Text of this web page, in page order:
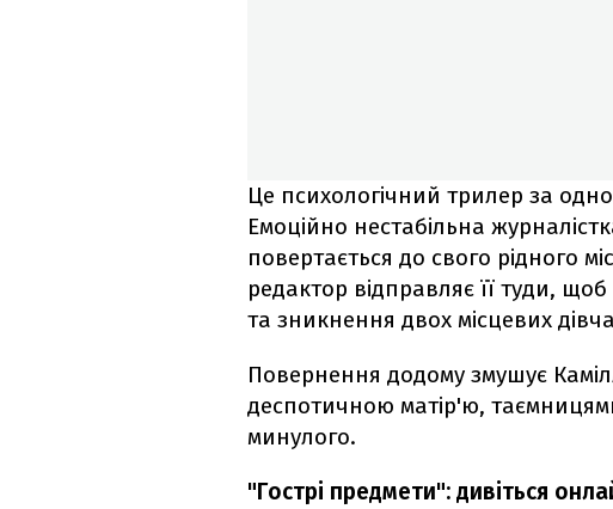
Це психологічний трилер за
Емоційно нестабільна
повертається до свого рідного
редактор відправляє її туди,
та зникнення двох місцевих
Повернення додому змушує
деспотичною матір'ю,
минулого.
"Гострі предмети": дивіться